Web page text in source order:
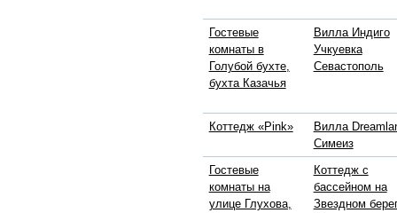
Гостевые
комнаты в
Голубой бухте,
бухта Казачья
Вилла Индиго
Учкуевка
Севастополь
Коттедж «Pink»
Вилла
Симеиз
Гостевые
комнаты на
улице Глухова,
Коттедж с
бассейном на
Звездном